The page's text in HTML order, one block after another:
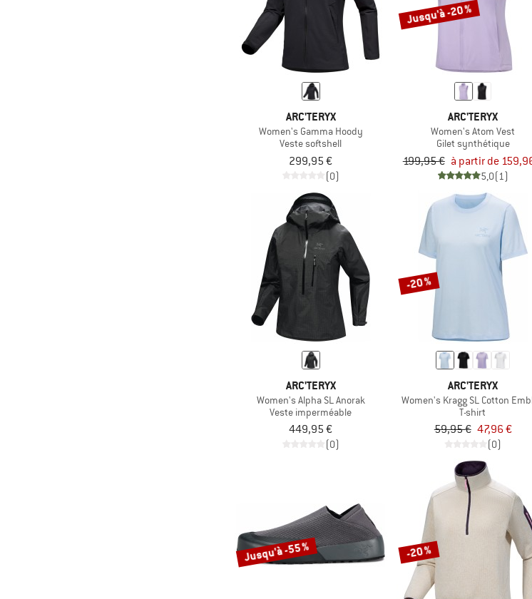
ARC'TERYX
Women's Gamma Hoody
Veste softshell
299,95 €
(0)
Jusqu'à -20 %
ARC'TERYX
Women's Atom Vest
Gilet synthétique
199,95 € à partir de
5,0(1)
ARC'TERYX
Women's Alpha SL Anorak
Veste imperméable
449,95 €
(0)
-20 %
ARC'TERYX
Women's Kragg SL Cotton
T-shirt
59,95 € 47,96 €
(0)
Jusqu'à -55 % -20 %